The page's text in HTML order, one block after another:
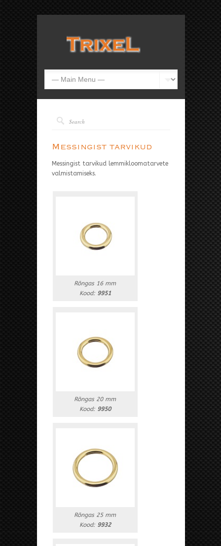
Messingist tarvikud
Messingist tarvikud lemmikloomatarvete
valmistamiseks.
Rõngas 16 mm
Kood: 9951
Rõngas 20 mm
Kood: 9950
Rõngas 25 mm
Kood: 9932